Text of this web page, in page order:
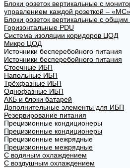
Блоки розеток вертикальные с
управлением каждой розеткой – «МС»
Блоки розеток вертикальные с
Горизонтальные PDU
Система изоляции коридоров ЦОД
Микро ЦОД
Источники бесперебойного питания
Источники бесперебойного питания
Стоечные ИБП
Напольные ИБП
Трёхфазные ИБП
Однофазные ИБП
АКБ и блоки батарей
Дополнительные элементы для ИБП
Резервирование питания
Прецизионные кондиционеры
Прецизионные кондиционеры
Прецизионные межрядные
Прецизионные межрядные
С водяным охлаждением
С воздушным охлаждением